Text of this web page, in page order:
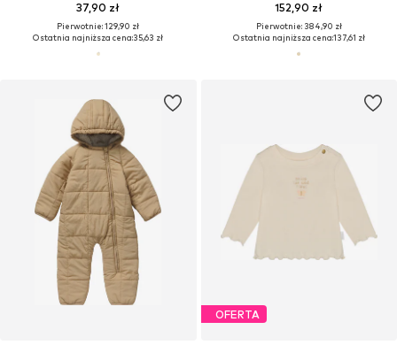
37,90 zł
Pierwotnie: 129,90 zł
Ostatnia najniższa cena:35,63 zł
152,90 zł
Pierwotnie: 384,90 zł
Ostatnia najniższa cena:137,61 zł
OFERTA